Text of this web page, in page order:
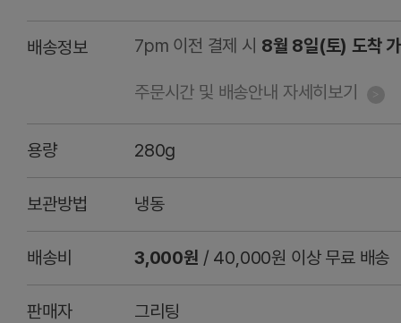
배송정보 7pm 이전 결제 시 8월 8일(토) 도착
주문시간 및 배송안내 자세히보기
용량 280g
보관방법 냉동
배송비 3,000원 / 40,000원 이상 무료 배송
판매자 그리팅